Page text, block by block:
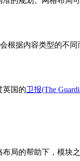
根据内容类型的不
英国的卫报(The
局的帮助下，模块